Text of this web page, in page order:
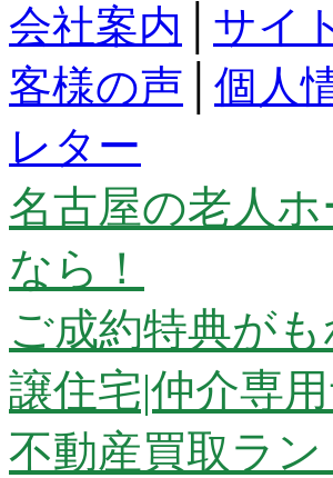
会社案内
サイ
客様の声
個人
レター
名古屋の老人
なら！
ご成約特典が
譲住宅|仲介専
不動産買取ラ